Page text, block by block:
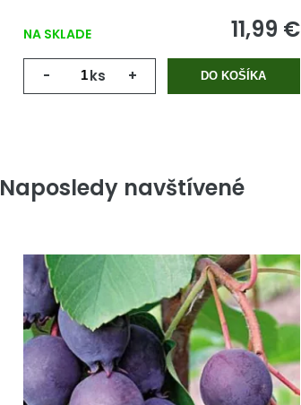
NA SKLADE 11,99 €
- ks + DO KOŠÍKA
Naposledy navštívené